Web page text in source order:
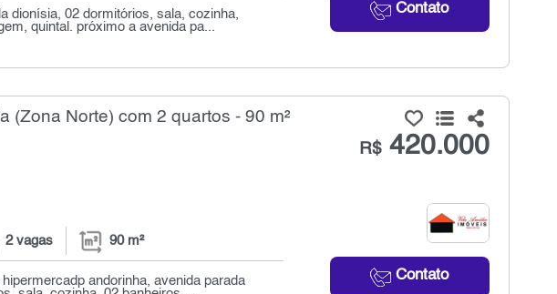
Contato
dionísia, 02 dormitórios, sala, cozinha,
quintal. próximo a avenida pa...
(Zona Norte) com 2 quartos - 90 m²
R$420.000
Contato
2 vagas 90 m²
andorinha, avenida parada